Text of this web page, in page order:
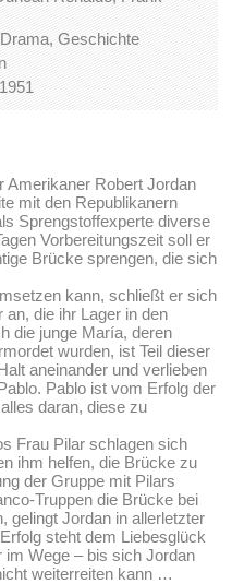
Geschichte
Amerikaner Robert Jordan
mit den Republikanern
Sprengstoffexperte diverse
Vorbereitungszeit soll er
Brücke sprengen, die sich
kann, schließt er sich
die ihr Lager in den
die junge María, deren
wurden, ist Teil dieser
aneinander und verlieben
Pablo ist vom Erfolg der
daran, diese zu
Frau Pilar schlagen sich
ihm helfen, die Brücke zu
der Gruppe mit Pilars
Truppen die Brücke bei
gelingt Jordan in allerletzter
steht dem Liebesglück
Wege – bis sich Jordan
weiterreiten kann …